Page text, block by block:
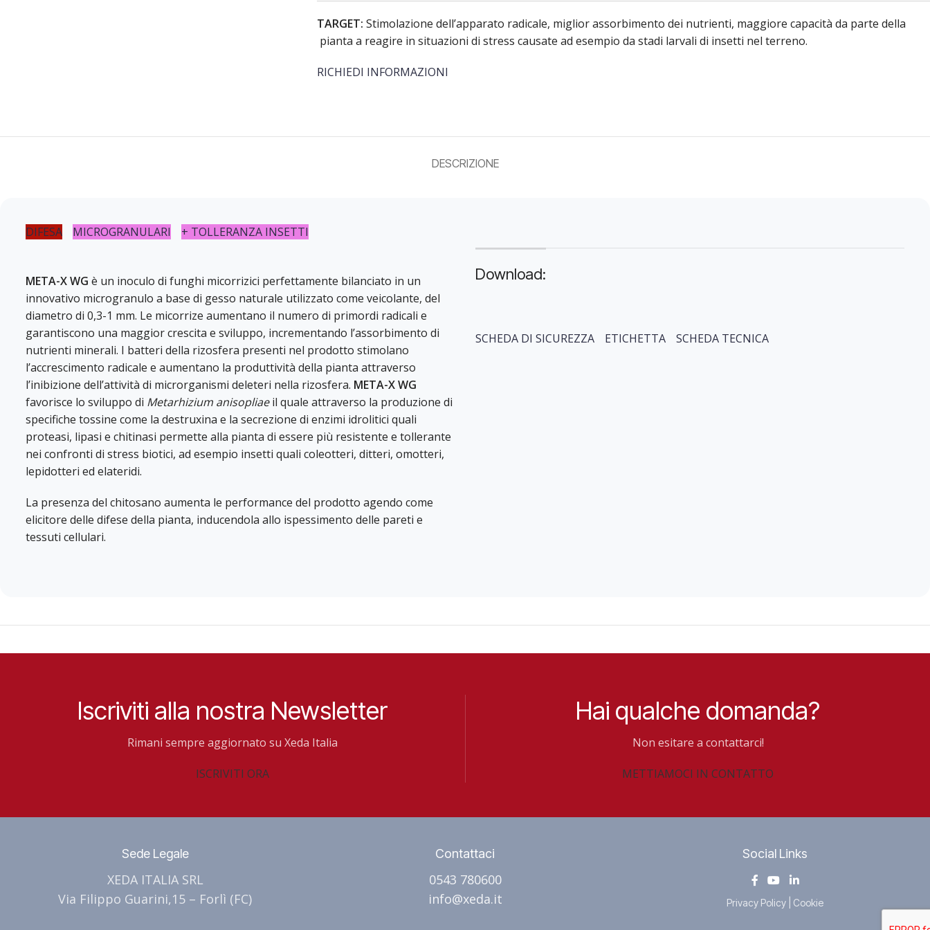
TARGET: Stimolazione dell’apparato radicale, miglior assorbimento dei nutrienti, maggiore capacità da parte della
pianta a reagire in situazioni di stress causate ad esempio da stadi larvali di insetti nel terreno.
RICHIEDI INFORMAZIONI
DESCRIZIONE
DIFESA MICROGRANULARI + TOLLERANZA INSETTI
META-X WG è un inoculo di funghi micorrizici perfettamente bilanciato in un
innovativo microgranulo a base di gesso naturale utilizzato come veicolante, del
diametro di 0,3-1 mm. Le micorrize aumentano il numero di primordi radicali e
garantiscono una maggior crescita e sviluppo, incrementando l’assorbimento di
nutrienti minerali. I batteri della rizosfera presenti nel prodotto stimolano
l’accrescimento radicale e aumentano la produttività della pianta attraverso
l’inibizione dell’attività di microrganismi deleteri nella rizosfera. META-X WG
favorisce lo sviluppo di Metarhizium anisopliaeil quale attraverso la produzione di
specifiche tossine come la destruxina e la secrezione di enzimi idrolitici quali
proteasi, lipasi e chitinasi permette alla pianta di essere più resistente e tollerante
nei confronti di stress biotici, ad esempio insetti quali coleotteri, ditteri, omotteri,
lepidotteri ed elateridi.
La presenza del chitosano aumenta le performance del prodotto agendo come
elicitore delle difese della pianta, inducendola allo ispessimento delle pareti e
tessuti cellulari.
Download:
SCHEDA DI SICUREZZA ETICHETTA SCHEDA TECNICA
Iscriviti alla nostra Newsletter
Rimani sempre aggiornato su Xeda Italia
ISCRIVITI ORA
Hai qualche domanda?
Non esitare a contattarci!
METTIAMOCI IN CONTATTO
Sede Legale
XEDA ITALIA SRL
Via Filippo Guarini,15 – Forlì (FC)
Contattaci
0543 780600
info@xeda.it
Social Links
Privacy Policy Cookie